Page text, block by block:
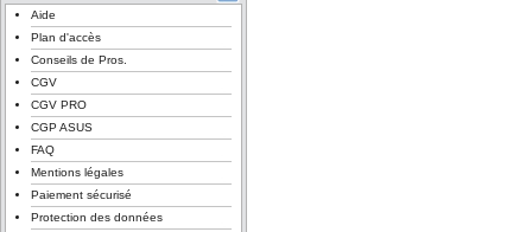
Aide
Plan d'accès
Conseils de Pros.
CGV
CGV PRO
CGP ASUS
FAQ
Mentions légales
Paiement sécurisé
Protection des données